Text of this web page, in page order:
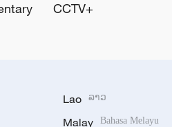
CCTV+
Lao ລາວ
Malay Bahasa Melayu